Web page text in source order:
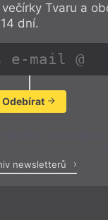
Tvaru a
dní.
Odebírat
newsletterů